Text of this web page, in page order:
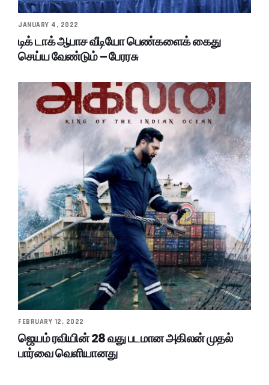
JANUARY 4, 2022
டிக் டாக் ஆபாச வீடியோ பெண்களைக் கைது
செய்ய வேண்டும் – பேரரசு
FEBRUARY 12, 2022
ஜெயம் ரவியின் 28 வது படமான அகிலன் முதல்
பார்வை வெளியானது